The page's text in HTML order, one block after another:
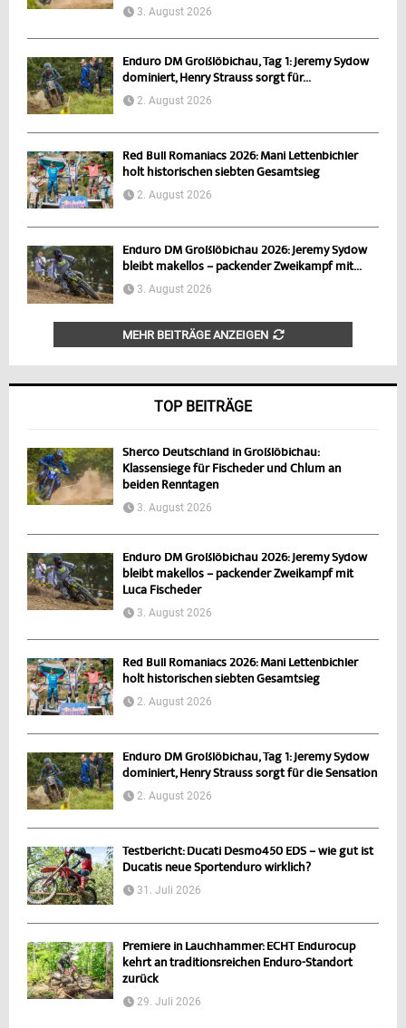
3. August 2026
Enduro DM Großlöbichau, Tag 1: Jeremy Sydow
dominiert, Henry Strauss sorgt für...
2. August 2026
Red Bull Romaniacs 2026: Mani Lettenbichler
holt historischen siebten Gesamtsieg
2. August 2026
Enduro DM Großlöbichau 2026: Jeremy Sydow
bleibt makellos – packender Zweikampf mit...
3. August 2026
MEHR BEITRÄGE ANZEIGEN
TOP BEITRÄGE
Sherco Deutschland in Großlöbichau:
Klassensiege für Fischeder und Chlum an
beiden Renntagen
3. August 2026
Enduro DM Großlöbichau 2026: Jeremy Sydow
bleibt makellos – packender Zweikampf mit
Luca Fischeder
3. August 2026
Red Bull Romaniacs 2026: Mani Lettenbichler
holt historischen siebten Gesamtsieg
2. August 2026
Enduro DM Großlöbichau, Tag 1: Jeremy Sydow
dominiert, Henry Strauss sorgt für die Sensation
2. August 2026
Testbericht: Ducati Desmo450 EDS – wie gut ist
Ducatis neue Sportenduro wirklich?
31. Juli 2026
Premiere in Lauchhammer: ECHT Endurocup
kehrt an traditionsreichen Enduro-Standort
zurück
29. Juli 2026